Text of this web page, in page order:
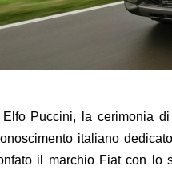
Puccini, la cerimonia
italiano
il marchio Fiat con lo